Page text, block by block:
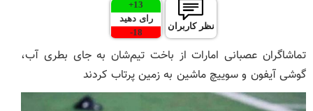
نظر کاربران
13
+
رای دهید
18
-
تماشاگران عصبانی امارات از باخت تیم‌شان به جای بطری آب،
گوشی آیفون و سوییچ ماشین به زمین پرتاب کردند